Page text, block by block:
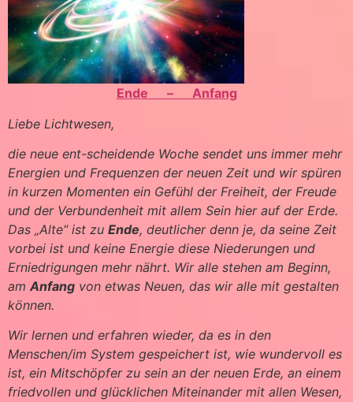
Ende – Anfang
Liebe Lichtwesen,
die neue ent-scheidende Woche sendet uns immer mehr
Energien und Frequenzen der neuen Zeit und wir spüren
in kurzen Momenten ein Gefühl der Freiheit, der Freude
und der Verbundenheit mit allem Sein hier auf der Erde.
Das „Alte“ ist zu Ende, deutlicher denn je, da seine Zeit
vorbei ist und keine Energie diese Niederungen und
Erniedrigungen mehr nährt. Wir alle stehen am Beginn,
am Anfang von etwas Neuen, das wir alle mit gestalten
können.
Wir lernen und erfahren wieder, da es in den
Menschen/im System gespeichert ist, wie wundervoll es
ist, ein Mitschöpfer zu sein an der neuen Erde, an einem
friedvollen und glücklichen Miteinander mit allen Wesen,